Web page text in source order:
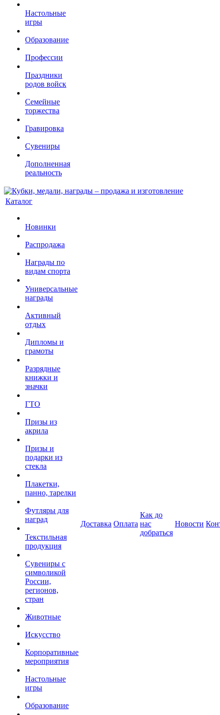
Настольные
игры
Образование
Профессии
Праздники
родов войск
Семейные
торжества
Гравировка
Сувениры
Дополненная
реальность
Каталог
Новинки
Распродажа
Награды по
видам спорта
Универсальные
награды
Активный
отдых
Дипломы и
грамоты
Разрядные
книжки и
значки
ГТО
Призы из
акрила
Призы и
подарки из
стекла
Плакетки,
панно, тарелки
Футляры для
наград
Текстильная
продукция
Сувениры с
символикой
России,
регионов,
стран
Животные
Искусство
Корпоративные
мероприятия
Настольные
игры
Образование
Доставка Оплата
Как до
нас
добраться
Новости